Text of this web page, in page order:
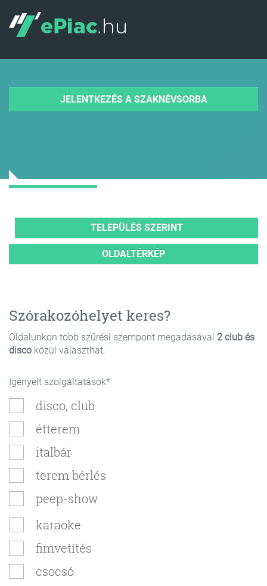
JELENTKEZÉS A SZAKNÉVSORBA
TELEPÜLÉS SZERINT
OLDALTÉRKÉP
Szórakozóhelyet keres?
Oldalunkon több szűrési szempont megadásával 2 club és
disco közül választhat.
Igényelt szolgáltatások
disco, club
étterem
italbár
terem bérlés
peep-show
karaoke
fimvetítés
csocsó